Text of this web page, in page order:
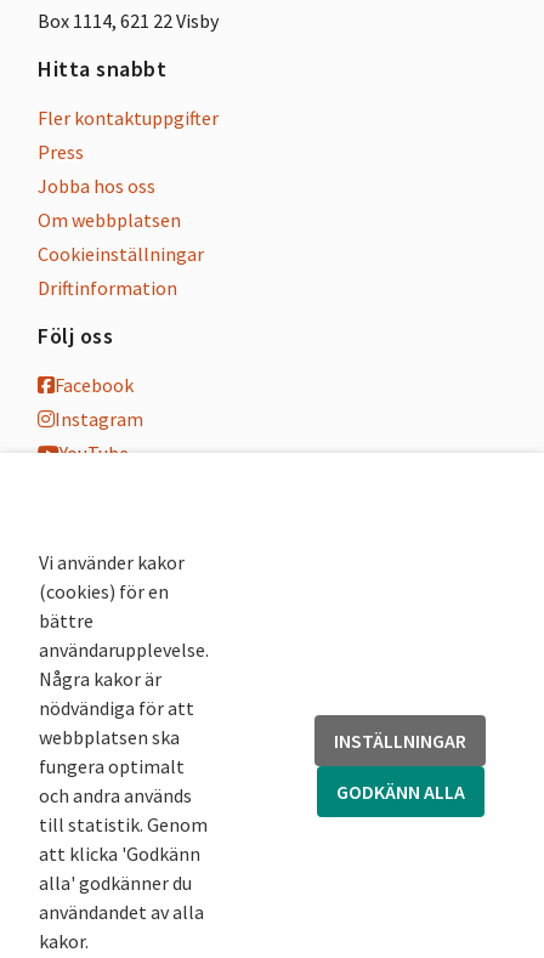
Box 1114, 621 22 Visby
Hitta snabbt
Fler kontaktuppgifter
Press
Jobba hos oss
Om webbplatsen
Cookieinställningar
Driftinformation
Följ oss
Facebook
Instagram
YouTube
Nyhetsbrev
Andra webbplatser
Arkivsök
Fornsök
Fornreg
Bebyggelseregistret
Runor
Kringla
Vi använder kakor
(cookies) för en
bättre
användarupplevelse.
Några kakor är
nödvändiga för att
webbplatsen ska
fungera optimalt
och andra används
till statistik. Genom
att klicka 'Godkänn
alla' godkänner du
användandet av alla
kakor.
INSTÄLLNINGAR
GODKÄNN ALLA